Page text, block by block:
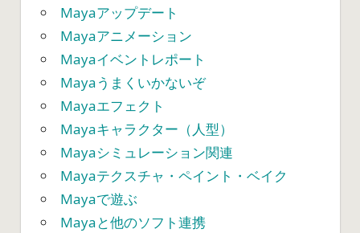
Mayaアップデート
Mayaアニメーション
Mayaイベントレポート
Mayaうまくいかないぞ
Mayaエフェクト
Mayaキャラクター（人型）
Mayaシミュレーション関連
Mayaテクスチャ・ペイント・ベイク
Mayaで遊ぶ
Mayaと他のソフト連携